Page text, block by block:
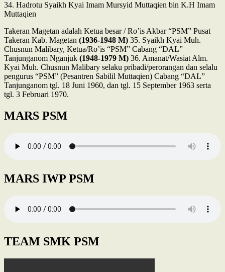
34. Hadrotu Syaikh Kyai Imam Mursyid Muttaqien bin K.H Imam
Muttaqien
Takeran Magetan adalah Ketua besar / Ro’is Akbar “PSM” Pusat
Takeran Kab. Magetan (1936-1948 M) 35. Syaikh Kyai Muh.
Chusnun Malibary, Ketua/Ro’is “PSM” Cabang “DAL”
Tanjunganom Nganjuk (1948-1979 M) 36. Amanat/Wasiat Alm.
Kyai Muh. Chusnun Malibary selaku pribadi/perorangan dan selalu
pengurus “PSM” (Pesantren Sabilil Muttaqien) Cabang “DAL”
Tanjunganom tgl. 18 Juni 1960, dan tgl. 15 September 1963 serta
tgl. 3 Februari 1970.
MARS PSM
MARS IWP PSM
TEAM SMK PSM